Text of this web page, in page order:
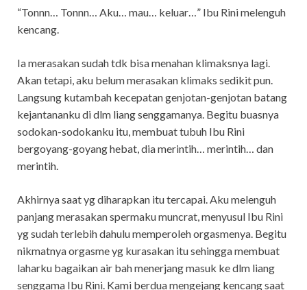
“Tonnn… Tonnn… Aku… mau… keluar…” Ibu Rini melenguh
kencang.
Ia merasakan sudah tdk bisa menahan klimaksnya lagi.
Akan tetapi, aku belum merasakan klimaks sedikit pun.
Langsung kutambah kecepatan genjotan-genjotan batang
kejantananku di dlm liang senggamanya. Begitu buasnya
sodokan-sodokanku itu, membuat tubuh Ibu Rini
bergoyang-goyang hebat, dia merintih… merintih… dan
merintih.
Akhirnya saat yg diharapkan itu tercapai. Aku melenguh
panjang merasakan spermaku muncrat, menyusul Ibu Rini
yg sudah terlebih dahulu memperoleh orgasmenya. Begitu
nikmatnya orgasme yg kurasakan itu sehingga membuat
laharku bagaikan air bah menerjang masuk ke dlm liang
senggama Ibu Rini. Kami berdua mengejang kencang saat